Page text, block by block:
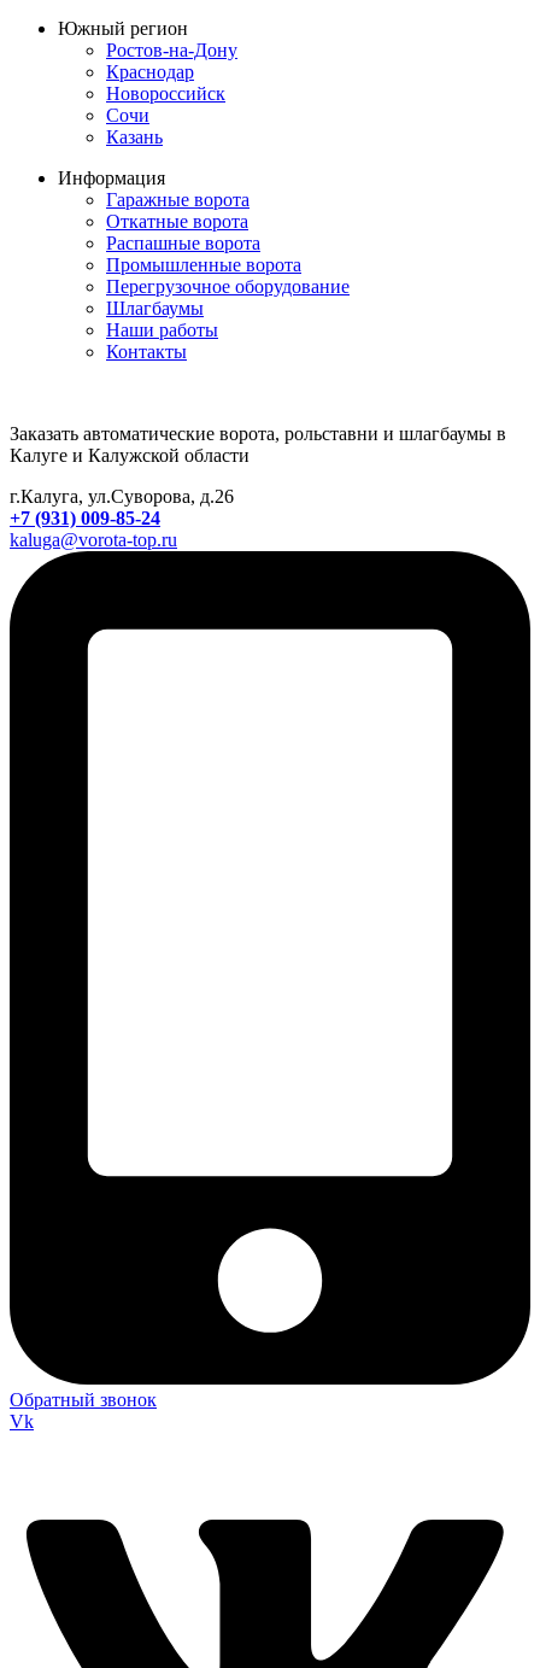
Южный регион
Ростов-на-Дону
Краснодар
Новороссийск
Сочи
Казань
Информация
Гаражные ворота
Откатные ворота
Распашные ворота
Промышленные ворота
Перегрузочное оборудование
Шлагбаумы
Наши работы
Контакты
Заказать автоматические ворота, рольставни и шлагбаумы в
Калуге и Калужской области
г.Калуга, ул.Суворова, д.26
+7 (931) 009-85-24
kaluga@vorota-top.ru
Обратный звонок
Vk